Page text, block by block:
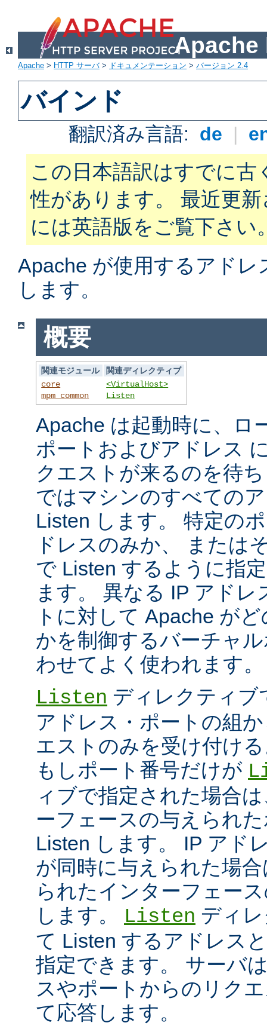
Apache
Apache > HTTP サーバ> ドキュメンテーション > バージョン 2.4
バインド
翻訳済み言語: de |
この日本語訳はすでに古
性があります。 最近更
には英語版をご覧下さい
Apache が使用するアド
します。
概要
関連モジュール
関連ディレクティブ
core
mpm_common
<VirtualHost>
Listen
Apache は起動時に、ロ
ポートおよびアドレス
クエストが来るのを待
ではマシンのすべての
Listen します。 特定の
ドレスのみか、 または
で Listen するように指
ます。 異なる IP アド
トに対して Apache が
かを制御するバーチャ
わせてよく使われます。
Listen ディレクティブ
アドレス・ポートの組
エストのみを受け付け
もしポート番号だけが
ィブで指定された場合
ーフェースの与えられ
Listen します。 IP アド
が同時に与えられた場
られたインターフェー
します。
Listen ディ
て Listen するアドレス
指定できます。 サーバ
スやポートからのリク
て応答します。